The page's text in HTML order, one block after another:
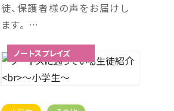
徒、保護者様の声をお届けし
ます。 …
ノートスプレイズ